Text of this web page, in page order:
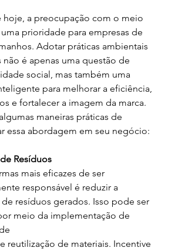
hoje, a preocupação com o meio
prioridade para empresas de
Adotar práticas ambientais
não é apenas uma questão de
social, mas também uma
para melhorar a eficiência,
e fortalecer a imagem da marca.
maneiras práticas de
essa abordagem em seu negócio:
Resíduos
mais eficazes de ser
responsável é reduzir a
resíduos gerados. Isso pode ser
meio da implementação de
reutilização de materiais. Incentive